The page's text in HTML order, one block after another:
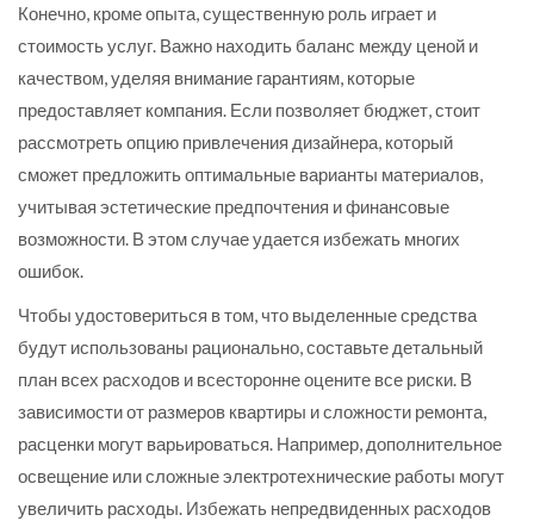
Конечно, кроме опыта, существенную роль играет и
стоимость услуг. Важно находить баланс между ценой и
качеством, уделяя внимание гарантиям, которые
предоставляет компания. Если позволяет бюджет, стоит
рассмотреть опцию привлечения дизайнера, который
сможет предложить оптимальные варианты материалов,
учитывая эстетические предпочтения и финансовые
возможности. В этом случае удается избежать многих
ошибок.
Чтобы удостовериться в том, что выделенные средства
будут использованы рационально, составьте детальный
план всех расходов и всесторонне оцените все риски. В
зависимости от размеров квартиры и сложности ремонта,
расценки могут варьироваться. Например, дополнительное
освещение или сложные электротехнические работы могут
увеличить расходы. Избежать непредвиденных расходов